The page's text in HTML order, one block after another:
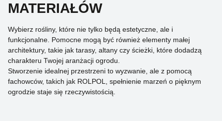
MATERIAŁÓW
Wybierz rośliny, które nie tylko będą estetyczne, ale i
funkcjonalne. Pomocne mogą być również elementy małej
architektury, takie jak tarasy, altany czy ścieżki, które dodadzą
charakteru Twojej aranżacji ogrodu.
Stworzenie idealnej przestrzeni to wyzwanie, ale z pomocą
fachowców, takich jak ROLPOL, spełnienie marzeń o pięknym
ogrodzie staje się rzeczywistością.